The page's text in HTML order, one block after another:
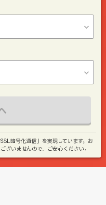
暗号化通信」を実現しています。お
ざいませんので、ご安心ください。